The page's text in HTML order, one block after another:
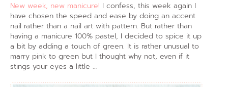
New week, new manicure! I confess, this week again I
have chosen the speed and ease by doing an accent
nail rather than a nail art with pattern. But rather than
having a manicure 100% pastel, I decided to spice it up
a bit by adding a touch of green. It is rather unusual to
marry pink to green but I thought why not, even if it
stings your eyes a little …